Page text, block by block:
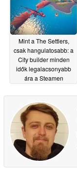
Mint a The Settlers,
csak hangulatosabb: a
City builder minden
idők legalacsonyabb
ára a Steamen